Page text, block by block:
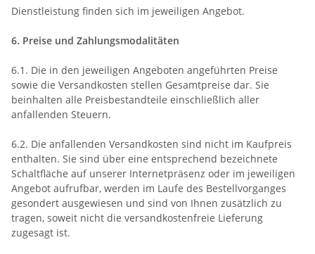
Dienstleistung finden sich im jeweiligen Angebot.
6. Preise und Zahlungsmodalitäten
6.1. Die in den jeweiligen Angeboten angeführten Preise
sowie die Versandkosten stellen Gesamtpreise dar. Sie
beinhalten alle Preisbestandteile einschließlich aller
anfallenden Steuern.
6.2. Die anfallenden Versandkosten sind nicht im Kaufpreis
enthalten. Sie sind über eine entsprechend bezeichnete
Schaltfläche auf unserer Internetpräsenz oder im jeweiligen
Angebot aufrufbar, werden im Laufe des Bestellvorganges
gesondert ausgewiesen und sind von Ihnen zusätzlich zu
tragen, soweit nicht die versandkostenfreie Lieferung
zugesagt ist.